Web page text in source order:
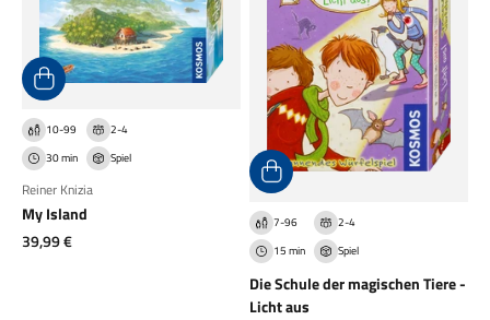
10-99
2-4
30 min
Spiel
Reiner Knizia
My Island
Angebot
39,99 €
7-96
2-4
15 min
Spiel
Die Schule der magischen Tiere -
Licht aus